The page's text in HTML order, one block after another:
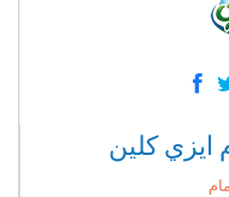
ايزي كلين